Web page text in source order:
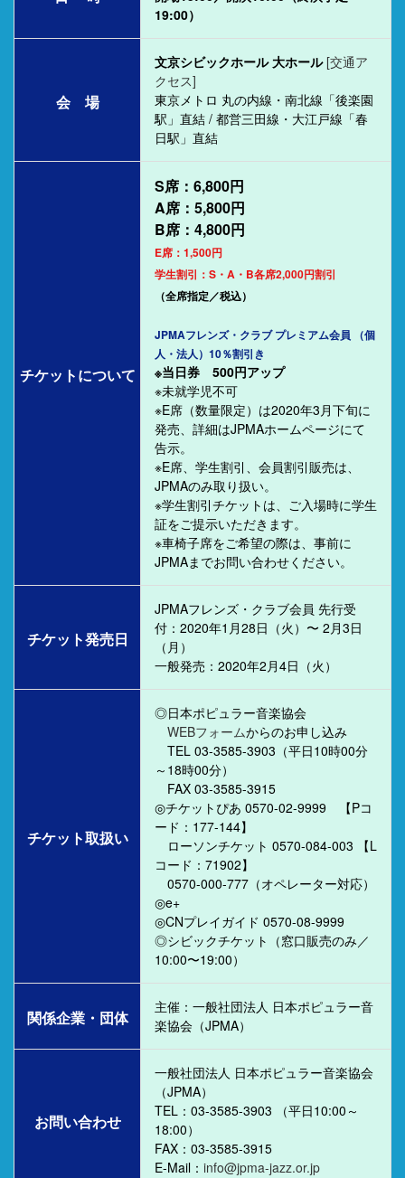
19:00）
会 場
文京シビックホール 大ホール [交通ア
クセス]
東京メトロ 丸の内線・南北線「後楽園
駅」直結 / 都営三田線・大江戸線「春
日駅」直結
チケットについて
S席：6,800円
A席：5,800円
B席：4,800円
E席：1,500円
学生割引：S・A・B各席2,000円割引
（全席指定／税込）
JPMAフレンズ・クラブ プレミアム会員 （個
人・法人）10％割引き
※当日券 500円アップ
※未就学児不可
※E席（数量限定）は2020年3月下旬に
発売、詳細はJPMAホームページにて
告示。
※E席、学生割引、会員割引販売は、
JPMAのみ取り扱い。
※学生割引チケットは、ご入場時に学生
証をご提示いただきます。
※車椅子席をご希望の際は、事前に
JPMAまでお問い合わせください。
チケット発売日
JPMAフレンズ・クラブ会員 先行受
付：2020年1月28日（火）〜 2月3日
（月）
一般発売：2020年2月4日（火）
チケット取扱い
◎日本ポピュラー音楽協会
WEBフォームからのお申し込み
TEL 03-3585-3903（平日10時00分
～18時00分）
FAX 03-3585-3915
◎チケットぴあ 0570-02-9999 【Pコ
ード：177-144】
ローソンチケット 0570-084-003 【L
コード：71902】
0570-000-777（オペレーター対応）
◎e+
◎CNプレイガイド 0570-08-9999
◎シビックチケット（窓口販売のみ／
10:00〜19:00）
関係企業・団体
主催：一般社団法人 日本ポピュラー音
楽協会（JPMA）
お問い合わせ
一般社団法人 日本ポピュラー音楽協会
（JPMA）
TEL：03-3585-3903 （平日10:00～
18:00）
FAX：03-3585-3915
E-Mail： info@jpma-jazz.or.jp